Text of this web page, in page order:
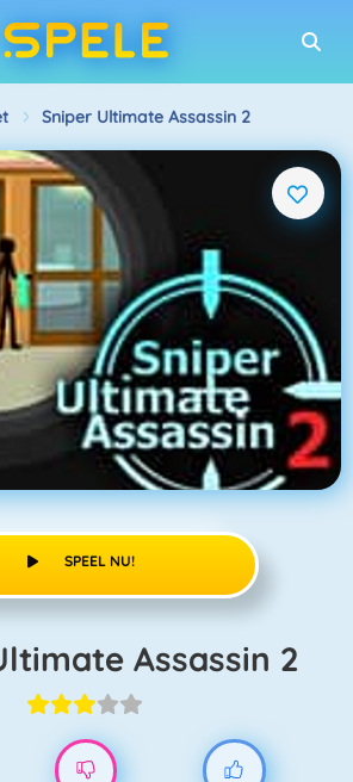
Sniper Ultimate Assassin 2
SPEEL NU!
Assassin 2